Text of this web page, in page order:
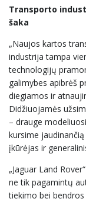
Transporto
šaka
„Naujos kartos
industrija tampa
technologijų
galimybes apibrėš
diegiamos ir
Didžiuojamės
– drauge
kursime
įkūrėjas ir
„Jaguar Land
ne tik pagamintų
tiekimo bei